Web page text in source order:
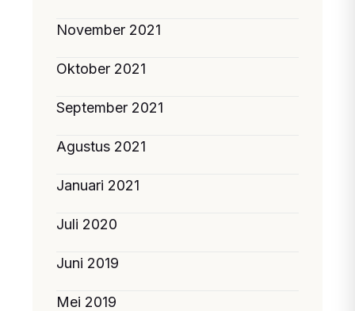
November 2021
Oktober 2021
September 2021
Agustus 2021
Januari 2021
Juli 2020
Juni 2019
Mei 2019